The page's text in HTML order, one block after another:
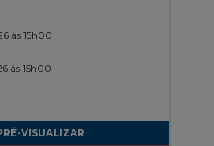
às 15h00
às 15h00
VISUALIZAR